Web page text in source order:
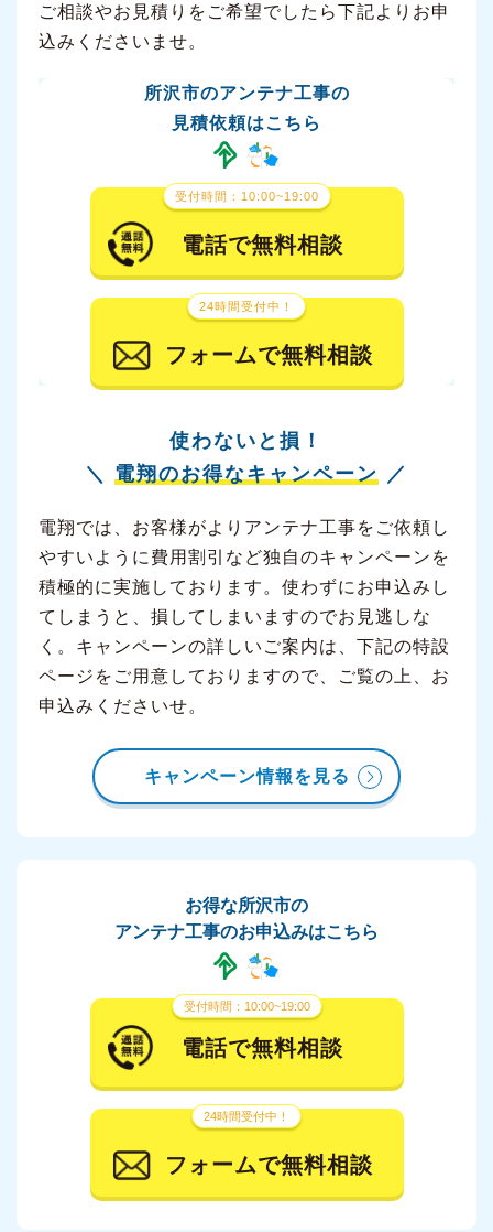
ご相談やお見積りをご希望でしたら下記よりお申
込みくださいませ。
所沢市のアンテナ工事の
見積依頼はこちら
受付時間：10:00~19:00
電話で無料相談
24時間受付中！
フォームで無料相談
使わないと損！
＼ 電翔のお得なキャンペーン ／
電翔では、お客様がよりアンテナ工事をご依頼し
やすいように費用割引など独自のキャンペーンを
積極的に実施しております。使わずにお申込みし
てしまうと、損してしまいますのでお見逃しな
く。キャンペーンの詳しいご案内は、下記の特設
ページをご用意しておりますので、ご覧の上、お
申込みくださいせ。
キャンペーン情報を見る
お得な所沢市の
アンテナ工事のお申込みはこちら
受付時間：10:00~19:00
電話で無料相談
24時間受付中！
フォームで無料相談